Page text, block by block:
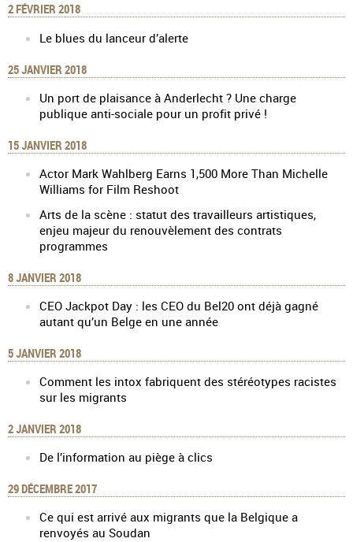
2 FÉVRIER 2018
Le blues du lanceur d’alerte
25 JANVIER 2018
Un port de plaisance à Anderlecht ? Une charge
publique anti-sociale pour un profit privé !
15 JANVIER 2018
Actor Mark Wahlberg Earns 1,500 More Than Michelle
Williams for Film Reshoot
Arts de la scène : statut des travailleurs artistiques,
enjeu majeur du renouvèlement des contrats
programmes
8 JANVIER 2018
CEO Jackpot Day : les CEO du Bel20 ont déjà gagné
autant qu’un Belge en une année
5 JANVIER 2018
Comment les intox fabriquent des stéréotypes racistes
sur les migrants
2 JANVIER 2018
De l’information au piège à clics
29 DÉCEMBRE 2017
Ce qui est arrivé aux migrants que la Belgique a
renvoyés au Soudan